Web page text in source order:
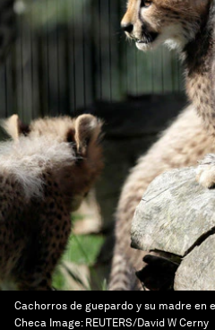
Cachorros de guepardo y su madre en
Checa Image: REUTERS/David W Cerny